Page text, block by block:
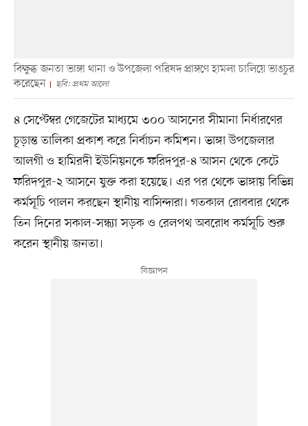
বিক্ষুব্ধ জনতা ভাঙ্গা থানা ও উপজেলা পরিষদ প্রাঙ্গণে হামলা চালিয়ে ভাঙচুর
করেছেন
ছবি: প্রথম আলো
৪ সেপ্টেম্বর গেজেটের মাধ্যমে ৩০০ আসনের সীমানা নির্ধারণের
চূড়ান্ত তালিকা প্রকাশ করে নির্বাচন কমিশন। ভাঙ্গা উপজেলার
আলগী ও হামিরদী ইউনিয়নকে ফরিদপুর-৪ আসন থেকে কেটে
ফরিদপুর-২ আসনে যুক্ত করা হয়েছে। এর পর থেকে ভাঙ্গায় বিভিন্ন
কর্মসূচি পালন করছেন স্থানীয় বাসিন্দারা। গতকাল রোববার থেকে
তিন দিনের সকাল-সন্ধ্যা সড়ক ও রেলপথ অবরোধ কর্মসূচি শুরু
করেন স্থানীয় জনতা।